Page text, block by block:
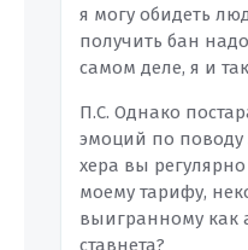
я могу обидеть
получить бан
самом деле, я и
П.С. Однако
эмоций по поводу
хера вы
моему тарифу,
выигранному как
ставнета?